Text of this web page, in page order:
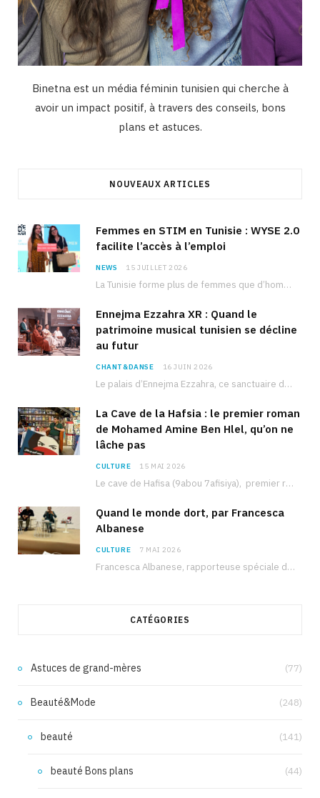
Binetna est un média féminin tunisien qui cherche à
avoir un impact positif, à travers des conseils, bons
plans et astuces.
NOUVEAUX ARTICLES
Femmes en STIM en Tunisie : WYSE 2.0
facilite l’accès à l’emploi
NEWS 15 JUILLET 2026
La Tunisie forme plus de femmes que d’hommes dans les filières scientifiques. Pourtant, pour beaucoup…
Ennejma Ezzahra XR : Quand le
patrimoine musical tunisien se décline
au futur
CHANT&DANSE 16 JUIN 2026
Le palais d’Ennejma Ezzahra, ce sanctuaire de la musique tunisienne et méditerranéenne construit par le…
La Cave de la Hafsia : le premier roman
de Mohamed Amine Ben Hlel, qu’on ne
lâche pas
CULTURE 15 MAI 2026
Le cave de Hafisa (9abou 7afisiya), premier roman du journaliste tunisien Mohamed Amine Ben Hlel,…
Quand le monde dort, par Francesca
Albanese
CULTURE 7 MAI 2026
Francesca Albanese, rapporteuse spéciale de l’ONU sur les territoires palestiniens occupés, était à Tunis pour…
CATÉGORIES
Astuces de grand-mères (77)
Beauté&Mode (248)
beauté (141)
beauté Bons plans (44)